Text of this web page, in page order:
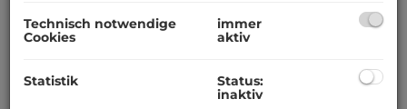
LIFTSTOCK MIT SCHÖNEM FERNBLICK BIS
ZUM SCHNEEBERG!
Technisch notwendige
Cookies
immer
aktiv
Statistik
Status:
inaktiv